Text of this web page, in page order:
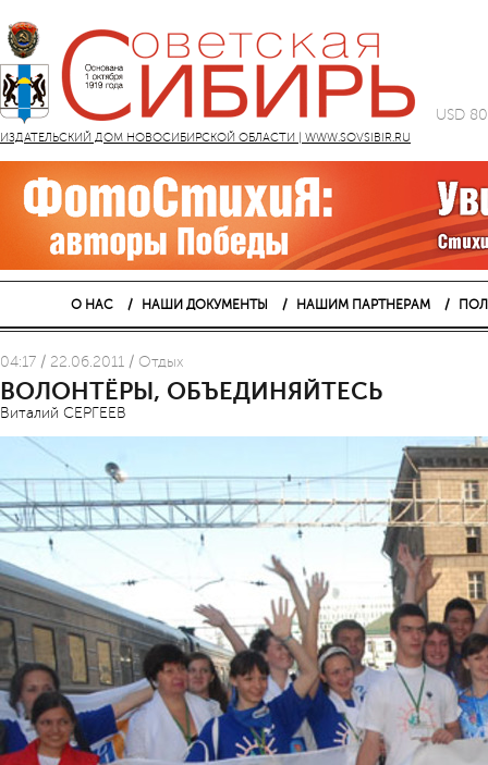
ИЗДАТЕЛЬСКИЙ ДОМ НОВОСИБИРСКОЙ ОБЛАСТИ | WWW.SOVSIBIR.RU
USD
О НАС НАШИ ДОКУМЕНТЫ НАШИМ ПАРТНЕРАМ
04:17 / 22.06.2011 / Отдых
ВОЛОНТЁРЫ, ОБЪЕДИНЯЙТЕСЬ
Виталий СЕРГЕЕВ